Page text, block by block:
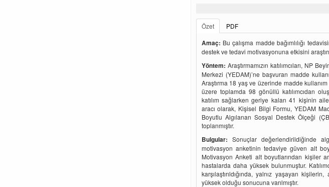
Özet
PDF
Amaç: Bu çalışma madde bağımlılığı
destek ve tedavi motivasyonuna etkisini
Yöntem: Araştırmamızın katılımcıları, NP
Merkezi (YEDAM)’ne başvuran madde
Araştırma 18 yaş ve üzerinde madde
üzere toplamda 98 gönüllü katılımcıdan
katılım sağlarken geriye kalan 41 kişinin
aracı olarak, Kişisel Bilgi Formu, YEDAM
Boyutlu Algılanan Sosyal Destek Ölçeği
toplanmıştır.
Bulgular: Sonuçlar değerlendirildiğinde
motivasyon anketinin tedaviye güven alt
Motivasyon Anketi alt boyutlarından kişiler
hastalarda daha yüksek bulunmuştur.
karşılaştırıldığında, yalnız yaşayan
yüksek olduğu sonucuna varılmıştır.